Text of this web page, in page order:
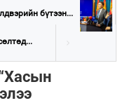
бүтээн...